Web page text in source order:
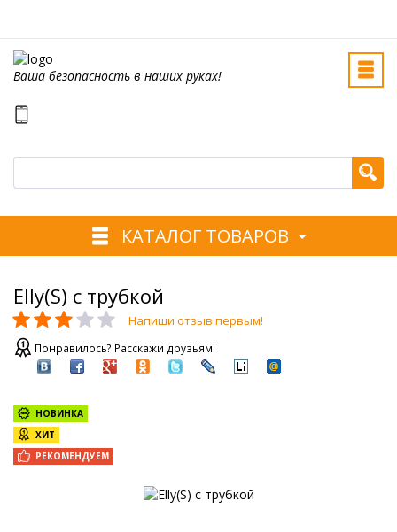
Ваша безопасность в наших руках!
КАТАЛОГ ТОВАРОВ
Elly(S) с трубкой
Напиши отзыв первым!
Понравилось? Расскажи друзьям!
НОВИНКА
ХИТ
РЕКОМЕНДУЕМ